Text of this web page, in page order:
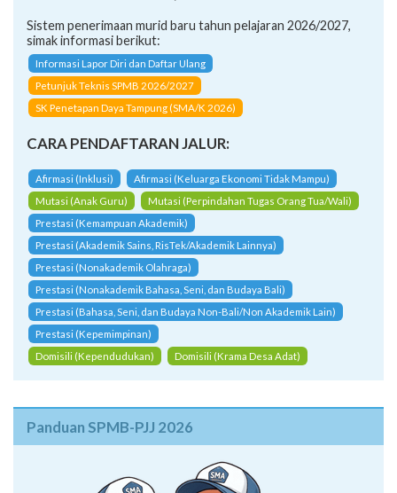
Sistem penerimaan murid baru tahun pelajaran 2026/2027,
simak informasi berikut:
Informasi Lapor Diri dan Daftar Ulang
Petunjuk Teknis SPMB 2026/2027
SK Penetapan Daya Tampung (SMA/K 2026)
CARA PENDAFTARAN JALUR:
Afirmasi (Inklusi)
Afirmasi (Keluarga Ekonomi Tidak Mampu)
Mutasi (Anak Guru)
Mutasi (Perpindahan Tugas Orang Tua/Wali)
Prestasi (Kemampuan Akademik)
Prestasi (Akademik Sains, RisTek/Akademik Lainnya)
Prestasi (Nonakademik Olahraga)
Prestasi (Nonakademik Bahasa, Seni, dan Budaya Bali)
Prestasi (Bahasa, Seni, dan Budaya Non-Bali/Non Akademik Lain)
Prestasi (Kepemimpinan)
Domisili (Kependudukan)
Domisili (Krama Desa Adat)
Panduan SPMB-PJJ 2026